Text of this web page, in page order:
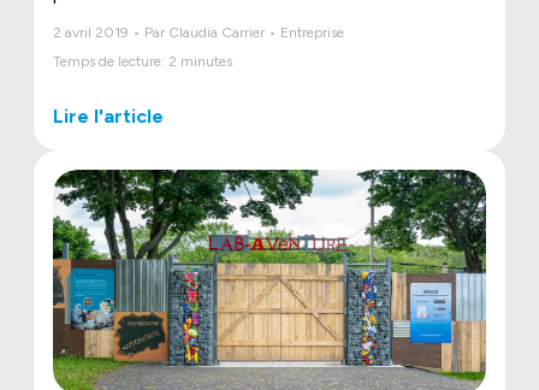
2 avril 2019 • Par Claudia Carrier • Entreprise
Temps de lecture: 2 minutes
Lire l'article